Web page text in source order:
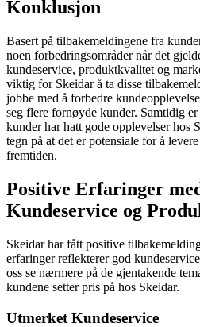
Konklusjon
Basert på tilbakemeldingene fra
noen forbedringsområder når det
kundeservice, produktkvalitet og
viktig for Skeidar å ta disse
jobbe med å forbedre
seg flere fornøyde kunder. Samtidig
kunder har hatt gode opplevelser hos
tegn på at det er potensiale for å
fremtiden.
Positive Erfaringer
Kundeservice og
Skeidar har fått positive
erfaringer reflekterer god
oss se nærmere på de gjentakende
kundene setter pris på hos Skeidar.
Utmerket Kundeservice